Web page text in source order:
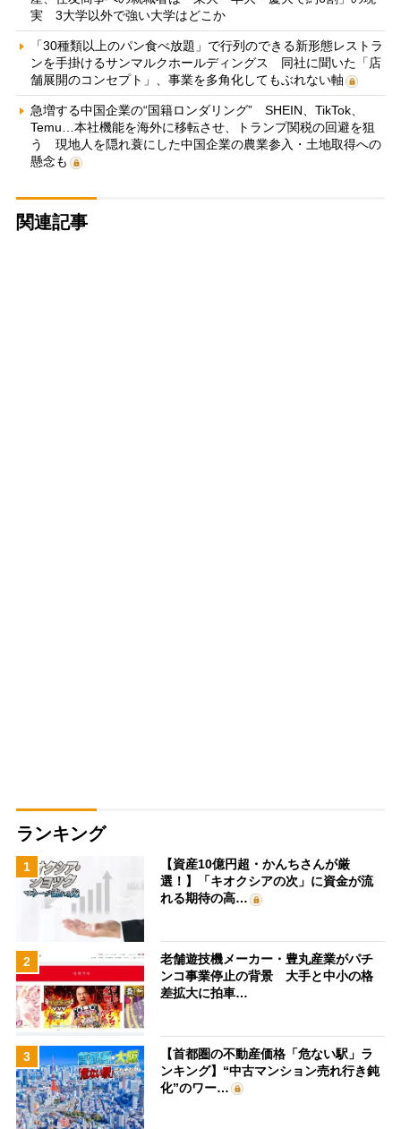
実 3大学以外で強い大学はどこか
「30種類以上のパン食べ放題」で行列のできる新形態レストラ
ンを手掛けるサンマルクホールディングス 同社に聞いた「店
舗展開のコンセプト」、事業を多角化してもぶれない軸
急増する中国企業の“国籍ロンダリング” SHEIN、TikTok、
Temu…本社機能を海外に移転させ、トランプ関税の回避を狙
う 現地人を隠れ蓑にした中国企業の農業参入・土地取得への
懸念も
関連記事
ランキング
1
【資産10億円超・かんちさんが厳
選！】「キオクシアの次」に資金が流
れる期待の高…
2
老舗遊技機メーカー・豊丸産業がパチ
ンコ事業停止の背景 大手と中小の格
差拡大に拍車…
3
【首都圏の不動産価格「危ない駅」ラ
ンキング】“中古マンション売れ行き鈍
化”のワー…